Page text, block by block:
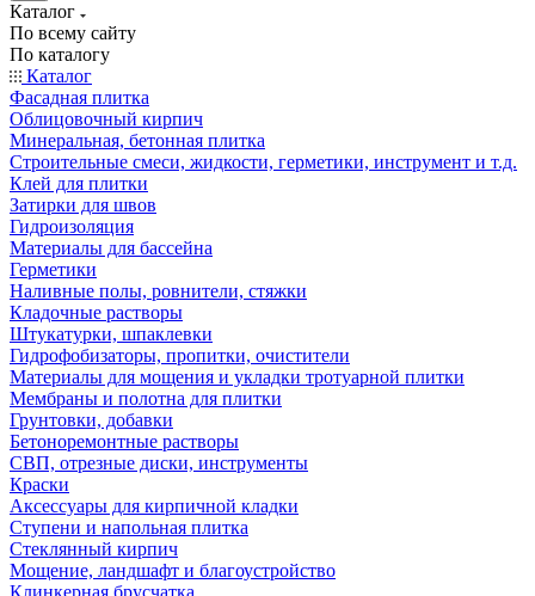
Каталог
По всему сайту
По каталогу
Каталог
Фасадная плитка
Облицовочный кирпич
Минеральная, бетонная плитка
Строительные смеси, жидкости, герметики, инструмент и т.д.
Клей для плитки
Затирки для швов
Гидроизоляция
Материалы для бассейна
Герметики
Наливные полы, ровнители, стяжки
Кладочные растворы
Штукатурки, шпаклевки
Гидрофобизаторы, пропитки, очистители
Материалы для мощения и укладки тротуарной плитки
Мембраны и полотна для плитки
Грунтовки, добавки
Бетоноремонтные растворы
СВП, отрезные диски, инструменты
Краски
Аксессуары для кирпичной кладки
Ступени и напольная плитка
Cтеклянный кирпич
Мощение, ландшафт и благоустройство
Клинкерная брусчатка